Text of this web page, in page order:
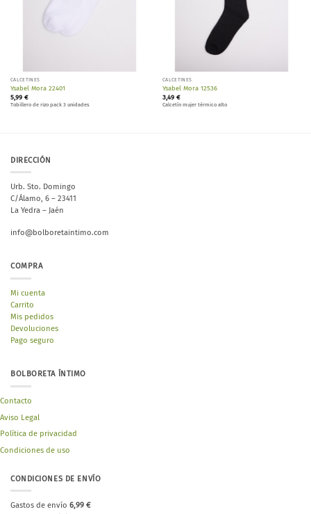
CALCETINES
Ysabel Mora 22401
5,99 €
Tobillero de rizo pack 3 unidades
CALCETINES
Ysabel Mora 12536
3,49 €
Calcetín mujer térmico alto
DIRECCIÓN
Urb. Sto. Domingo
C/Álamo, 6 – 23411
La Yedra – Jaén
info@bolboretaintimo.com
COMPRA
Mi cuenta
Carrito
Mis pedidos
Devoluciones
Pago seguro
BOLBORETA ÍNTIMO
Contacto
Aviso Legal
Política de privacidad
Condiciones de uso
CONDICIONES DE ENVÍO
Gastos de envío 6,99 €